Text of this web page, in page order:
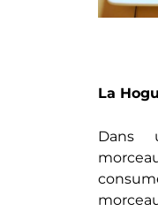
La
Dans